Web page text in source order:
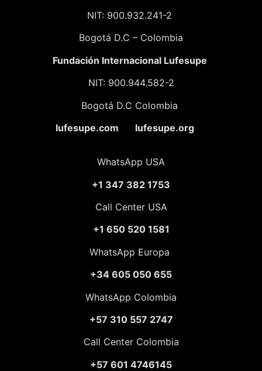
NIT: 900.932.241-2
Bogotá D.C – Colombia
Fundación Internacional Lufesupe
NIT: 900.944.582-2
Bogotá D.C Colombia
lufesupe.com lufesupe.org
WhatsApp USA
+1 347 382 1753
Call Center USA
+1 650 520 1581
WhatsApp Europa
+34 605 050 655
WhatsApp Colombia
+57 310 557 2747
Call Center Colombia
+57 601 4746145